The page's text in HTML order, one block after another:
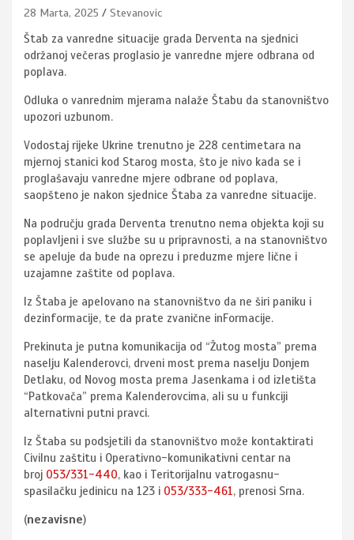
28 Marta, 2025 Stevanovic
Štab za vanredne situacije grada Derventa na sjednici
održanoj večeras proglasio je vanredne mjere odbrana od
poplava.
Odluka o vanrednim mjerama nalaže Štabu da stanovništvo
upozori uzbunom.
Vodostaj rijeke Ukrine trenutno je 228 centimetara na
mjernoj stanici kod Starog mosta, što je nivo kada se i
proglašavaju vanredne mjere odbrane od poplava,
saopšteno je nakon sjednice Štaba za vanredne situacije.
Na području grada Derventa trenutno nema objekta koji su
poplavljeni i sve službe su u pripravnosti, a na stanovništvo
se apeluje da bude na oprezu i preduzme mjere lične i
uzajamne zaštite od poplava.
Iz Štaba je apelovano na stanovništvo da ne širi paniku i
dezinformacije, te da prate zvanične inFormacije.
Prekinuta je putna komunikacija od “Žutog mosta” prema
naselju Kalenderovci, drveni most prema naselju Donjem
Detlaku, od Novog mosta prema Jasenkama i od izletišta
“Patkovača” prema Kalenderovcima, ali su u funkciji
alternativni putni pravci.
Iz Štaba su podsjetili da stanovništvo može kontaktirati
Civilnu zaštitu i Operativno-komunikativni centar na
broj 053/331-440, kao i Teritorijalnu vatrogasnu-
spasilačku jedinicu na 123 i 053/333-461, prenosi Srna.
(nezavisne)